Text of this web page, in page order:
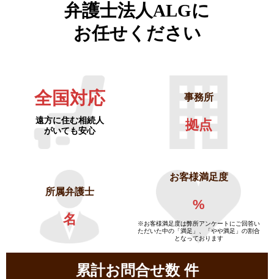
弁護士法人ALGに
お任せください
全国対応
遠方に住む相続人
がいても安心
事務所
拠点
所属弁護士
名
お客様満足度
%
※お客様満足度は弊所アンケートにご回答い
ただいた中の「満足」、「やや満足」の割合
となっております
累計お問合せ数件